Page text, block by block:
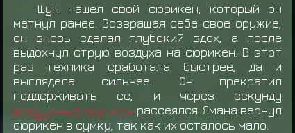
Шун нашел свой сюрикен, который он
метнул ранее. Возвращая себе свое оружие,
он вновь сделал глубокий вдох, а после
выдохнул струю воздуха на сюрикен. В этот
раз техника сработала быстрее, да и
выглядела сильнее. Он прекратил
поддерживать ее, и через секунду
вакуумный сюрикенрассеялся. Ямана вернул
сюрикен в сумку, так как их осталось мало.